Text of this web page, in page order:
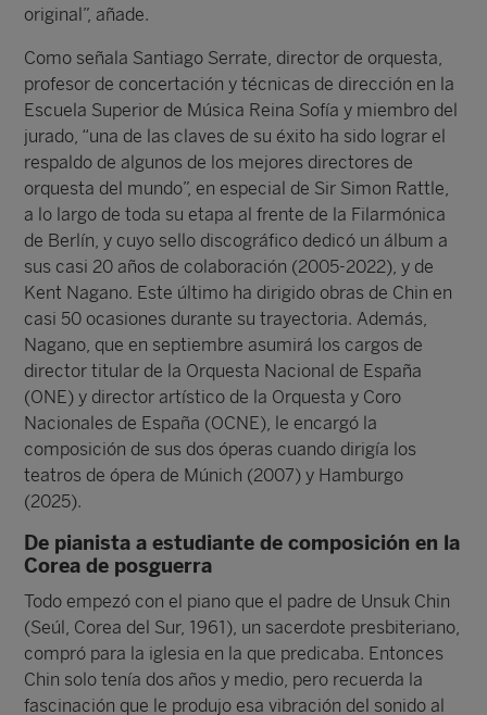
original”, añade.
Como señala Santiago Serrate, director de orquesta,
profesor de concertación y técnicas de dirección en la
Escuela Superior de Música Reina Sofía y miembro del
jurado, “una de las claves de su éxito ha sido lograr el
respaldo de algunos de los mejores directores de
orquesta del mundo”, en especial de Sir Simon Rattle,
a lo largo de toda su etapa al frente de la Filarmónica
de Berlín, y cuyo sello discográfico dedicó un álbum a
sus casi 20 años de colaboración (2005-2022), y de
Kent Nagano. Este último ha dirigido obras de Chin en
casi 50 ocasiones durante su trayectoria. Además,
Nagano, que en septiembre asumirá los cargos de
director titular de la Orquesta Nacional de España
(ONE) y director artístico de la Orquesta y Coro
Nacionales de España (OCNE), le encargó la
composición de sus dos óperas cuando dirigía los
teatros de ópera de Múnich (2007) y Hamburgo
(2025).
De pianista a estudiante de composición en la
Corea de posguerra
Todo empezó con el piano que el padre de Unsuk Chin
(Seúl, Corea del Sur, 1961), un sacerdote presbiteriano,
compró para la iglesia en la que predicaba. Entonces
Chin solo tenía dos años y medio, pero recuerda la
fascinación que le produjo esa vibración del sonido al